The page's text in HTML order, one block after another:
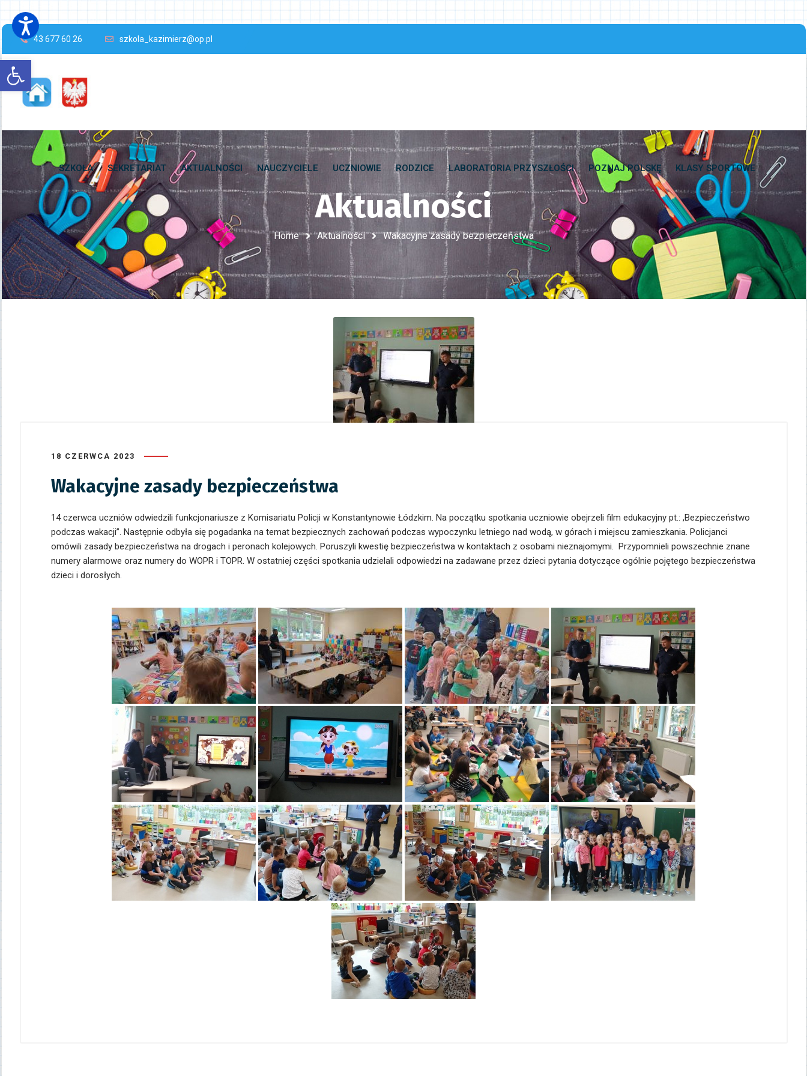
Open toolbar
43 677 60 26 szkola_kazimierz@op.pl
SZKOŁA SEKRETARIAT AKTUALNOŚCI NAUCZYCIELE UCZNIOWIE RODZICE LABORATORIA PRZYSZŁOŚCI POZNAJ POLSKĘ KLASY SPORTOWE
Aktualności
Home Aktualności Wakacyjne zasady bezpieczeństwa
18 CZERWCA 2023
Wakacyjne zasady bezpieczeństwa
14 czerwca uczniów odwiedzili funkcjonariusze z Komisariatu Policji w Konstantynowie Łódzkim. Na początku spotkania uczniowie obejrzeli film edukacyjny pt.: ,Bezpieczeństwo
podczas wakacji”. Następnie odbyła się pogadanka na temat bezpiecznych zachowań podczas wypoczynku letniego nad wodą, w górach i miejscu zamieszkania. Policjanci
omówili zasady bezpieczeństwa na drogach i peronach kolejowych. Poruszyli kwestię bezpieczeństwa w kontaktach z osobami nieznajomymi. Przypomnieli powszechnie znane
numery alarmowe oraz numery do WOPR i TOPR. W ostatniej części spotkania udzielali odpowiedzi na zadawane przez dzieci pytania dotyczące ogólnie pojętego bezpieczeństwa
dzieci i dorosłych.